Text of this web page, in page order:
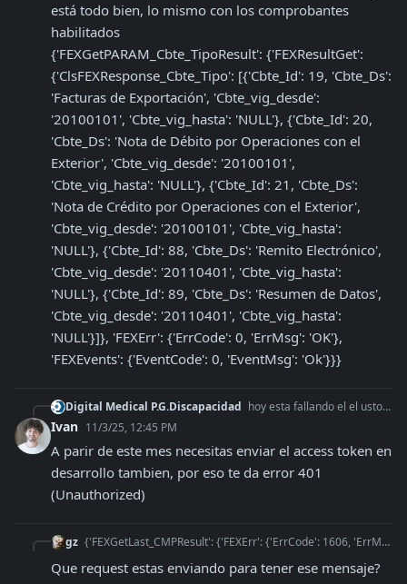
está todo bien, lo mismo con los comprobantes
habilitados
{'FEXGetPARAM_Cbte_TipoResult': {'FEXResultGet':
{'ClsFEXResponse_Cbte_Tipo': [{'Cbte_Id': 19, 'Cbte_Ds':
'Facturas de Exportación', 'Cbte_vig_desde':
'20100101', 'Cbte_vig_hasta': 'NULL'}, {'Cbte_Id': 20,
'Cbte_Ds': 'Nota de Débito por Operaciones con el
Exterior', 'Cbte_vig_desde': '20100101',
'Cbte_vig_hasta': 'NULL'}, {'Cbte_Id': 21, 'Cbte_Ds':
'Nota de Crédito por Operaciones con el Exterior',
'Cbte_vig_desde': '20100101', 'Cbte_vig_hasta':
'NULL'}, {'Cbte_Id': 88, 'Cbte_Ds': 'Remito Electrónico',
'Cbte_vig_desde': '20110401', 'Cbte_vig_hasta':
'NULL'}, {'Cbte_Id': 89, 'Cbte_Ds': 'Resumen de Datos',
'Cbte_vig_desde': '20110401', 'Cbte_vig_hasta':
'NULL'}]}, 'FEXErr': {'ErrCode': 0, 'ErrMsg': 'OK'},
'FEXEvents': {'EventCode': 0, 'EventMsg': 'Ok'}}}
Digital Medical P.G.Discapacidad hoy esta fallando el el usto de plataforma de arca modo desarrollo ????? afip.ElectronicBilling.getLastVoucher : error Request failed with status code 401
Ivan 11/3/25, 12:45 PM
A parir de este mes necesitas enviar el access token en
desarrollo tambien, por eso te da error 401
(Unauthorized)
gz {'FEXGetLast_CMPResult': {'FEXErr': {'ErrCode': 1606, 'ErrMsg': 'Campo Cbte_Tipo no se corresponde con alguno de los comprobantes habilitados. Recuerde que los
Que request estas enviando para tener ese mensaje?